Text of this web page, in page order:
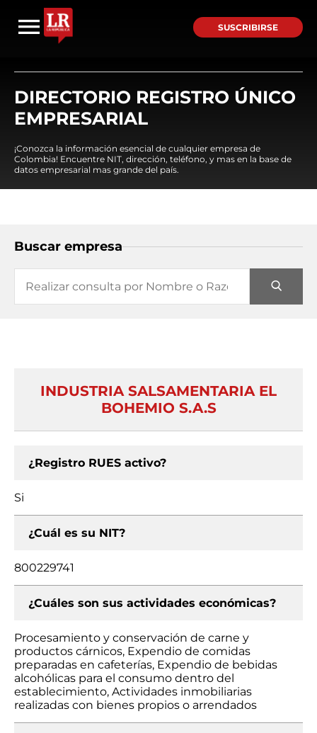
SUSCRIBIRSE
DIRECTORIO REGISTRO ÚNICO
EMPRESARIAL
¡Conozca la información esencial de cualquier empresa de
Colombia! Encuentre NIT, dirección, teléfono, y mas en la base de
datos empresarial mas grande del país.
Buscar empresa
INDUSTRIA SALSAMENTARIA EL
BOHEMIO S.A.S
¿Registro RUES activo?
Si
¿Cuál es su NIT?
800229741
¿Cuáles son sus actividades económicas?
Procesamiento y conservación de carne y
productos cárnicos, Expendio de comidas
preparadas en cafeterías, Expendio de bebidas
alcohólicas para el consumo dentro del
establecimiento, Actividades inmobiliarias
realizadas con bienes propios o arrendados